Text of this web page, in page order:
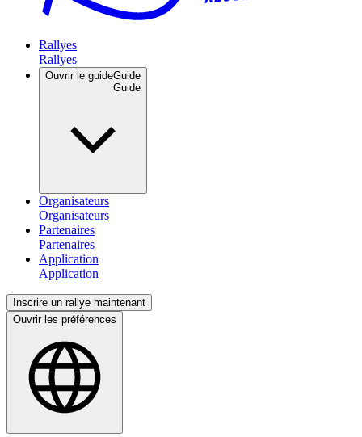
Rallyes
Ouvrir le guideGuide
Organisateurs
Partenaires
Application
Inscrire un rallye maintenant
Ouvrir les préférences